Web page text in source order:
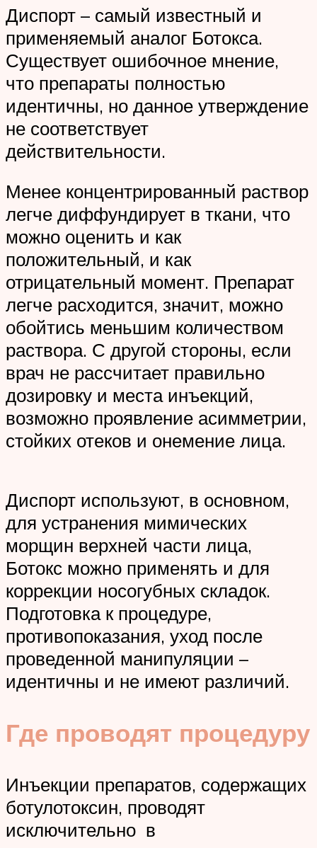
Диспорт – самый известный и
применяемый аналог Ботокса.
Существует ошибочное мнение,
что препараты полностью
идентичны, но данное утверждение
не соответствует
действительности.
Менее концентрированный раствор
легче диффундирует в ткани, что
можно оценить и как
положительный, и как
отрицательный момент. Препарат
легче расходится, значит, можно
обойтись меньшим количеством
раствора. С другой стороны, если
врач не рассчитает правильно
дозировку и места инъекций,
возможно проявление асимметрии,
стойких отеков и онемение лица.
Диспорт используют, в основном,
для устранения мимических
морщин верхней части лица,
Ботокс можно применять и для
коррекции носогубных складок.
Подготовка к процедуре,
противопоказания, уход после
проведенной манипуляции –
идентичны и не имеют различий.
Где проводят процедуру
Инъекции препаратов, содержащих
ботулотоксин, проводят
исключительно в